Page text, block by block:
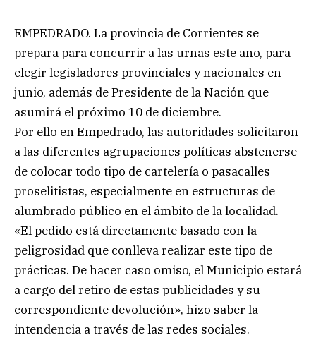
EMPEDRADO. La provincia de Corrientes se
prepara para concurrir a las urnas este año, para
elegir legisladores provinciales y nacionales en
junio, además de Presidente de la Nación que
asumirá el próximo 10 de diciembre.
Por ello en Empedrado, las autoridades solicitaron
a las diferentes agrupaciones políticas abstenerse
de colocar todo tipo de cartelería o pasacalles
proselitistas, especialmente en estructuras de
alumbrado público en el ámbito de la localidad.
«El pedido está directamente basado con la
peligrosidad que conlleva realizar este tipo de
prácticas. De hacer caso omiso, el Municipio estará
a cargo del retiro de estas publicidades y su
correspondiente devolución», hizo saber la
intendencia a través de las redes sociales.